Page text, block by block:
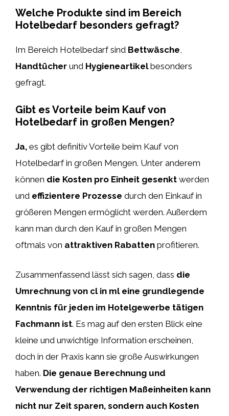
Welche Produkte sind im Bereich
Hotelbedarf besonders gefragt?
Im Bereich Hotelbedarf sind Bettwäsche
Handtücher und Hygieneartikelbesonders
gefragt.
Gibt es Vorteile beim Kauf von
Hotelbedarf in großen Mengen?
Ja, es gibt definitiv Vorteile beim Kauf von
Hotelbedarf in großen Mengen. Unter anderem
können die Kosten pro Einheit gesenkt werden
und effizientere Prozesse durch den Einkauf in
größeren Mengen ermöglicht werden. Außerdem
kann man durch den Kauf in großen Mengen
oftmals von attraktiven Rabatten profitieren.
Zusammenfassend lässt sich sagen, dass die
Umrechnung von cl in ml eine grundlegende
Kenntnis für jeden im Hotelgewerbe tätigen
Fachmann ist. Es mag auf den ersten Blick eine
kleine und unwichtige Information erscheinen,
doch in der Praxis kann sie große Auswirkungen
haben. Die genaue Berechnung und
Verwendung der richtigen Maßeinheiten kann
nicht nur Zeit sparen, sondern auch Kosten